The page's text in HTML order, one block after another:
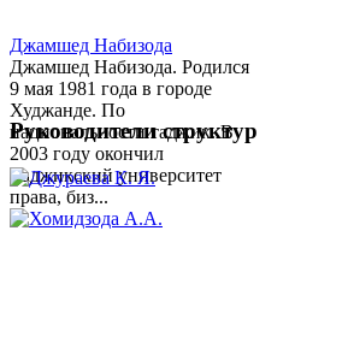
Джамшед Набизода
Джамшед Набизода. Родился
9 мая 1981 года в городе
Худжанде. По
национальности таджик. В
2003 году окончил
Таджикский университет
права, биз...
Руководители структур